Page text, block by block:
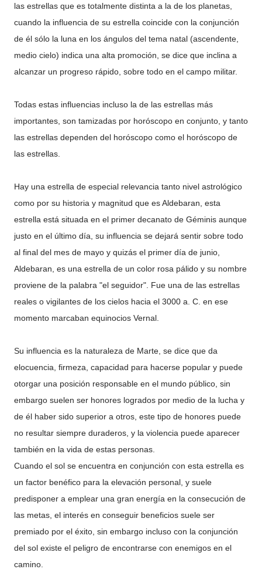
las estrellas que es totalmente distinta a la de los planetas,
cuando la influencia de su estrella coincide con la conjunción
de él sólo la luna en los ángulos del tema natal (ascendente,
medio cielo) indica una alta promoción, se dice que inclina a
alcanzar un progreso rápido, sobre todo en el campo militar.
Todas estas influencias incluso la de las estrellas más
importantes, son tamizadas por horóscopo en conjunto, y tanto
las estrellas dependen del horóscopo como el horóscopo de
las estrellas.
Hay una estrella de especial relevancia tanto nivel astrológico
como por su historia y magnitud que es Aldebaran, esta
estrella está situada en el primer decanato de Géminis aunque
justo en el último día, su influencia se dejará sentir sobre todo
al final del mes de mayo y quizás el primer día de junio,
Aldebaran, es una estrella de un color rosa pálido y su nombre
proviene de la palabra "el seguidor". Fue una de las estrellas
reales o vigilantes de los cielos hacia el 3000 a. C. en ese
momento marcaban equinocios Vernal.
Su influencia es la naturaleza de Marte, se dice que da
elocuencia, firmeza, capacidad para hacerse popular y puede
otorgar una posición responsable en el mundo público, sin
embargo suelen ser honores logrados por medio de la lucha y
de él haber sido superior a otros, este tipo de honores puede
no resultar siempre duraderos, y la violencia puede aparecer
también en la vida de estas personas.
Cuando el sol se encuentra en conjunción con esta estrella es
un factor benéfico para la elevación personal, y suele
predisponer a emplear una gran energía en la consecución de
las metas, el interés en conseguir beneficios suele ser
premiado por el éxito, sin embargo incluso con la conjunción
del sol existe el peligro de encontrarse con enemigos en el
camino.